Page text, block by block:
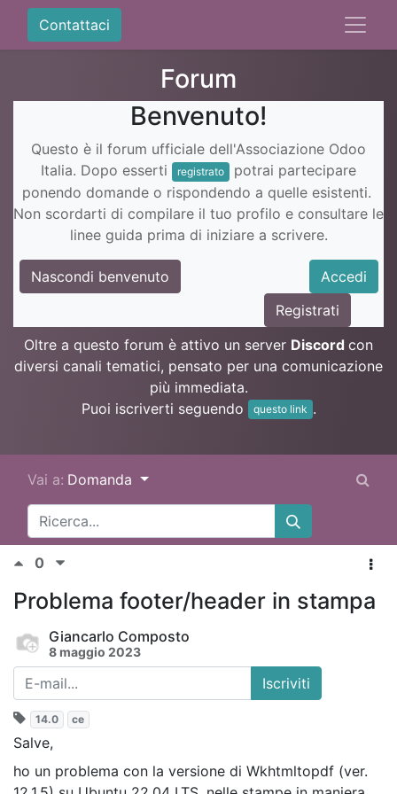
Contattaci
Forum
Benvenuto!
Questo è il forum ufficiale dell'Associazione Odoo
Italia. Dopo esserti
registrato
potrai partecipare
ponendo domande o rispondendo a quelle esistenti.
Non scordarti di compilare il tuo profilo e consultare le
linee guida prima di iniziare a scrivere.
Nascondi benvenuto
Accedi
Registrati
Oltre a questo forum è attivo un server Discord con
diversi canali tematici, pensato per una comunicazione
più immediata.
Puoi iscriverti seguendo
questo link .
Vai a: Domanda
0
Problema footer/header in stampa
Giancarlo Composto
8 maggio 2023
Iscriviti
14.0 ce
Salve,
ho un problema con la versione di Wkhtmltopdf (ver.